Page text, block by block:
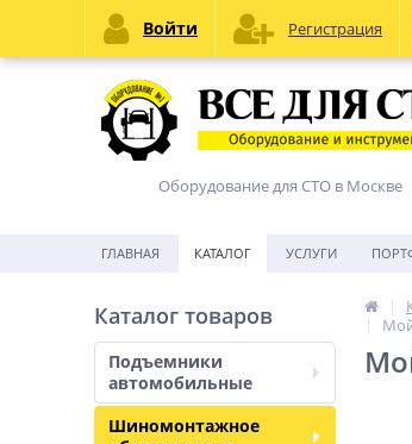
Оборудование для СТО в Москве
ГЛАВНАЯ КАТАЛОГ УСЛУГИ
Каталог товаров
Подъемники
автомобильные
Шиномонтажное
Войти Регистрация